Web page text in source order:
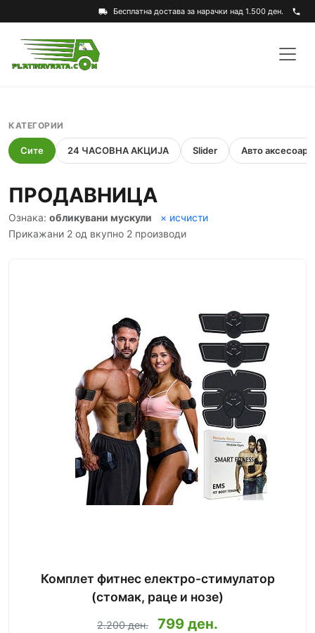
local_shipping Бесплатна достава за нарачки над 1.500 ден. phone
КАТЕГОРИИ
Сите 24 ЧАСОВНА АКЦИЈА Slider Авто аксесоари
ПРОДАВНИЦА
Ознака: обликувани мускули
× исчисти
Прикажани 2 од вкупно 2 производи
Комплет фитнес електро-стимулатор
(стомак, раце и нозе)
2.200 ден. 799 ден.